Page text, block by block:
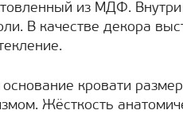
из МДФ.
В качестве декора
кровати
Жёсткость